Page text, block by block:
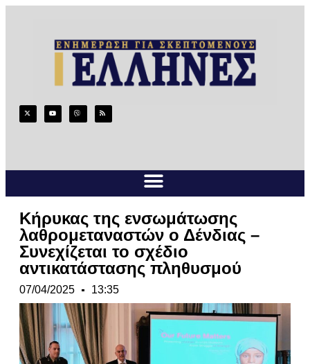
Κήρυκας της ενσωμάτωσης
λαθρομεταναστών ο Δένδιας –
Συνεχίζεται το σχέδιο
αντικατάστασης πληθυσμού
07/04/2025 13:35